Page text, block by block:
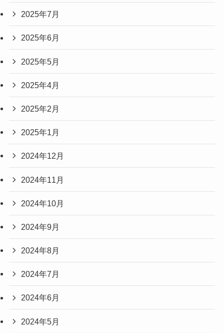
2025年7月
2025年6月
2025年5月
2025年4月
2025年2月
2025年1月
2024年12月
2024年11月
2024年10月
2024年9月
2024年8月
2024年7月
2024年6月
2024年5月